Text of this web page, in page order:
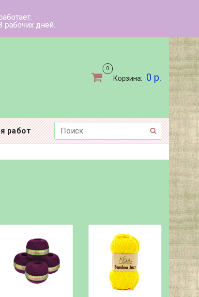
дни не работает.
течении 1-3 рабочих дней.
0
Корзина: 0 р.
работ